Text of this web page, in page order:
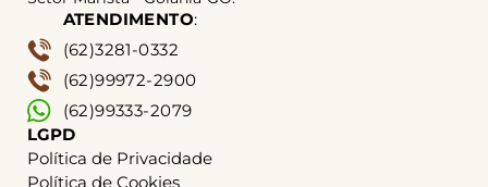
ATENDIMENTO:
(62)3281-0332
(62)99972-2900
(62)99333-2079
LGPD
Política de Privacidade
Política de Cookies